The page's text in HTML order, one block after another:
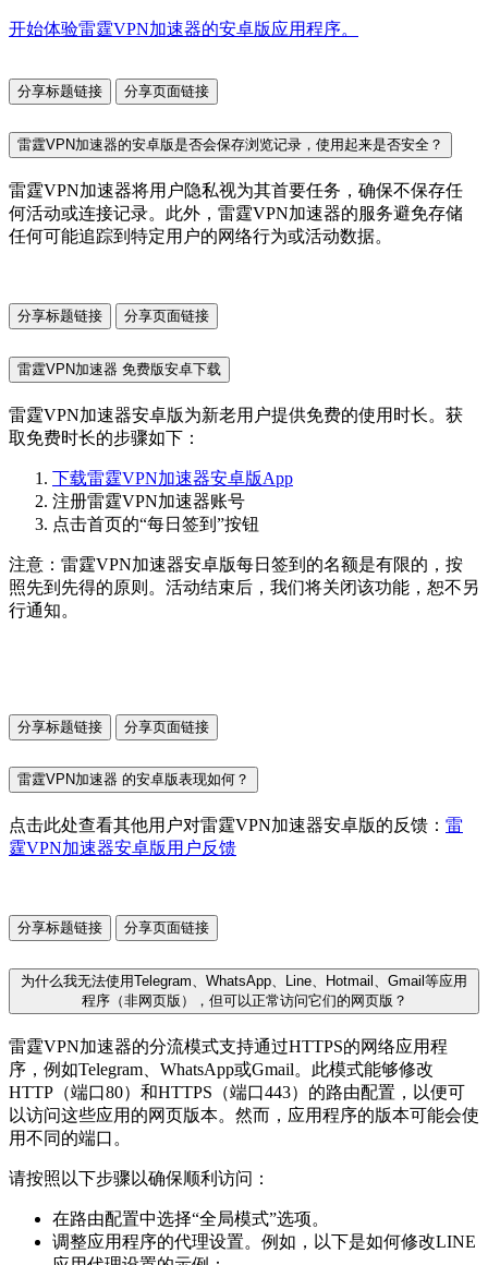
开始体验雷霆VPN加速器的安卓版应用程序。
分享标题链接 分享页面链接
雷霆VPN加速器的安卓版是否会保存浏览记录，使用起来是否安全？
雷霆VPN加速器将用户隐私视为其首要任务，确保不保存任
何活动或连接记录。此外，雷霆VPN加速器的服务避免存储
任何可能追踪到特定用户的网络行为或活动数据。
分享标题链接 分享页面链接
雷霆VPN加速器 免费版安卓下载
雷霆VPN加速器安卓版为新老用户提供免费的使用时长。获
取免费时长的步骤如下：
下载雷霆VPN加速器安卓版App
注册雷霆VPN加速器账号
点击首页的“每日签到”按钮
注意：雷霆VPN加速器安卓版每日签到的名额是有限的，按
照先到先得的原则。活动结束后，我们将关闭该功能，恕不另
行通知。
分享标题链接 分享页面链接
雷霆VPN加速器 的安卓版表现如何？
点击此处查看其他用户对雷霆VPN加速器安卓版的反馈： 雷
霆VPN加速器安卓版用户反馈
分享标题链接 分享页面链接
为什么我无法使用Telegram、WhatsApp、Line、Hotmail、Gmail等应用
程序（非网页版），但可以正常访问它们的网页版？
雷霆VPN加速器的分流模式支持通过HTTPS的网络应用程
序，例如Telegram、WhatsApp或Gmail。此模式能够修改
HTTP（端口80）和HTTPS（端口443）的路由配置，以便可
以访问这些应用的网页版本。然而，应用程序的版本可能会使
用不同的端口。
请按照以下步骤以确保顺利访问：
在路由配置中选择“全局模式”选项。
调整应用程序的代理设置。例如，以下是如何修改LINE